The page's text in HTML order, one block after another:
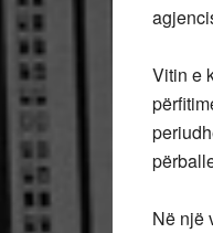
Vitin e
Në një